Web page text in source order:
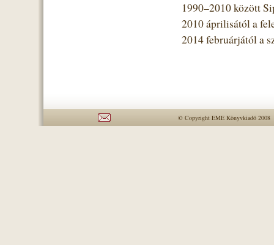
1990–2010 között
2010 áprilisától a
2014 februárjától a
© Copyright EME Könyvkiadó 2008